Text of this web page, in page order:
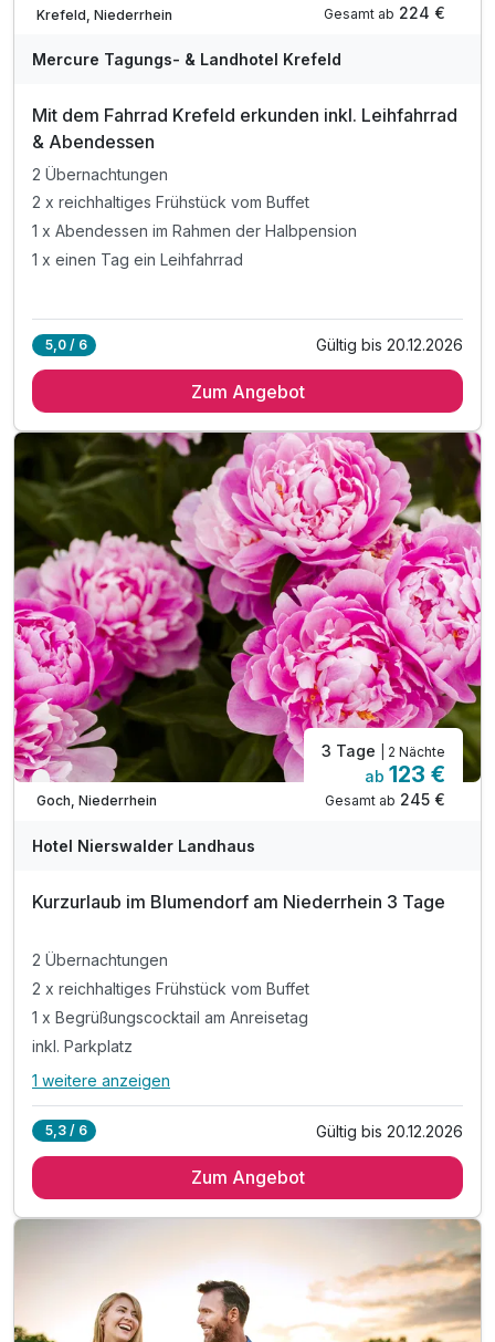
Krefeld, Niederrhein
Gesamt ab 224 €
Mercure Tagungs- & Landhotel Krefeld
Mit dem Fahrrad Krefeld erkunden inkl. Leihfahrrad
& Abendessen
2 Übernachtungen
2 x reichhaltiges Frühstück vom Buffet
1 x Abendessen im Rahmen der Halbpension
1 x einen Tag ein Leihfahrrad
5,0 / 6 Gültig bis 20.12.2026
Zum Angebot
Verfügbar bis Dezember
Goch, Niederrhein
3 Tage | 2 Nächte
ab 123 €
Gesamt ab 245 €
Hotel Nierswalder Landhaus
Kurzurlaub im Blumendorf am Niederrhein 3 Tage
2 Übernachtungen
2 x reichhaltiges Frühstück vom Buffet
1 x Begrüßungscocktail am Anreisetag
inkl. Parkplatz
Alle Inklusivleistungen
2 x reichhaltiges Frühstück vom Buffet
1 weitere anzeigen
5,3 / 6 Gültig bis 20.12.2026
Zum Angebot